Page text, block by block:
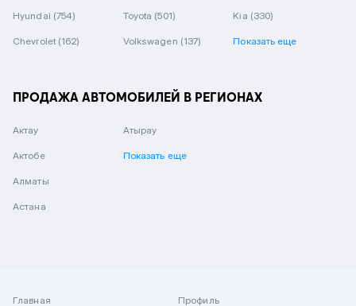
Hyundai (754) Toyota (501) Kia (330)
Chevrolet (162) Volkswagen (137) Показать еще
ПРОДАЖА АВТОМОБИЛЕЙ В РЕГИОНАХ
Актау
Актобе
Алматы
Астана
Атырау
Показать еще
Главная
Профиль